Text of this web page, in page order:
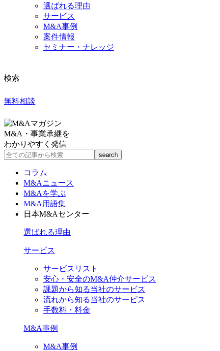
選ばれる理由
サービス
M&A事例
案件情報
セミナー・ナレッジ
検索
無料相談
M&A・事業承継を
わかりやすく発信
コラム
M&Aニュース
M&Aを学ぶ
M&A用語集
日本M&Aセンター
選ばれる理由
サービス
サービスリスト
安心・安全のM&A仲介サービス
課題から知る当社のサービス
流れから知る当社のサービス
手数料・料金
M&A事例
M&A事例